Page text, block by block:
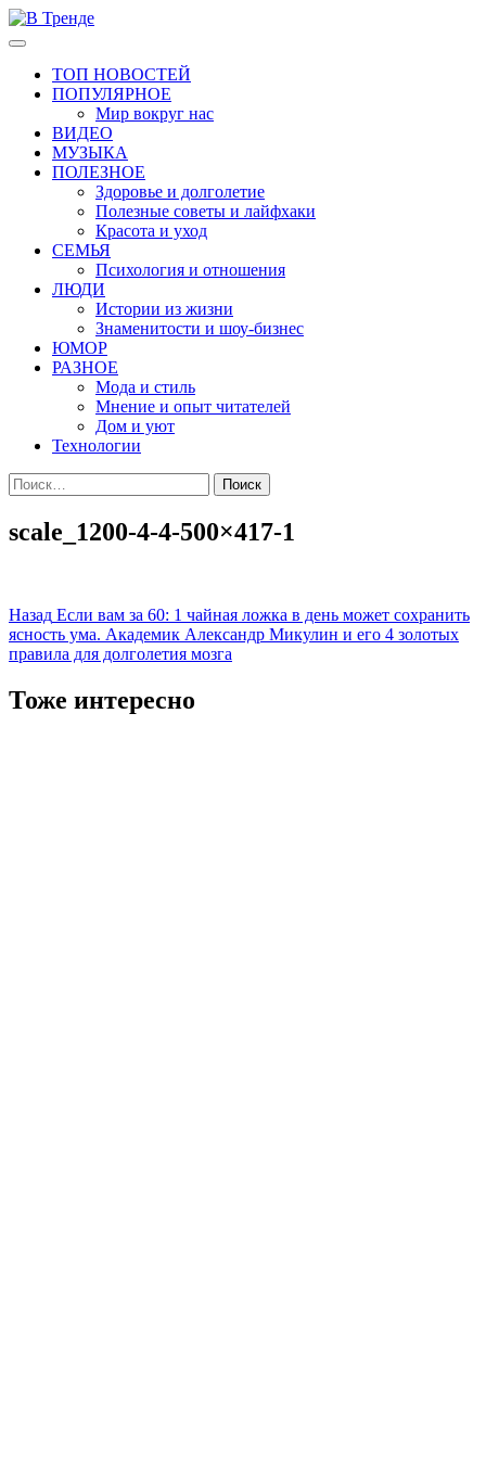
Перейти
к
Основное
ТОП НОВОСТЕЙ
ПОПУЛЯРНОЕ
Мир вокруг нас
ВИДЕО
МУЗЫКА
ПОЛЕЗНОЕ
Здоровье и долголетие
Полезные советы и лайфхаки
Красота и уход
СЕМЬЯ
Психология и отношения
ЛЮДИ
Истории из жизни
Знаменитости и шоу-бизнес
ЮМОР
РАЗНОЕ
Мода и стиль
Мнение и опыт читателей
Дом и уют
Технологии
Найти:
scale_1200-4-4-500×417-1
Навигация
записи
Назад Если вам за 60: 1 чайная ложка в день может сохранить
ясность ума. Академик Александр Микулин и его 4 золотых
правила для долголетия мозга
Тоже интересно